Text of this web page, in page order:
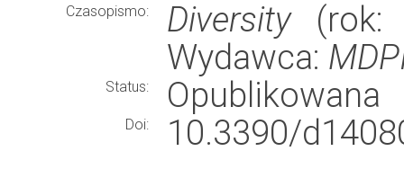
Czasopismo: Diversity(rok:
Wydawca:
Status: Opublikowana
Doi:
10.3390/